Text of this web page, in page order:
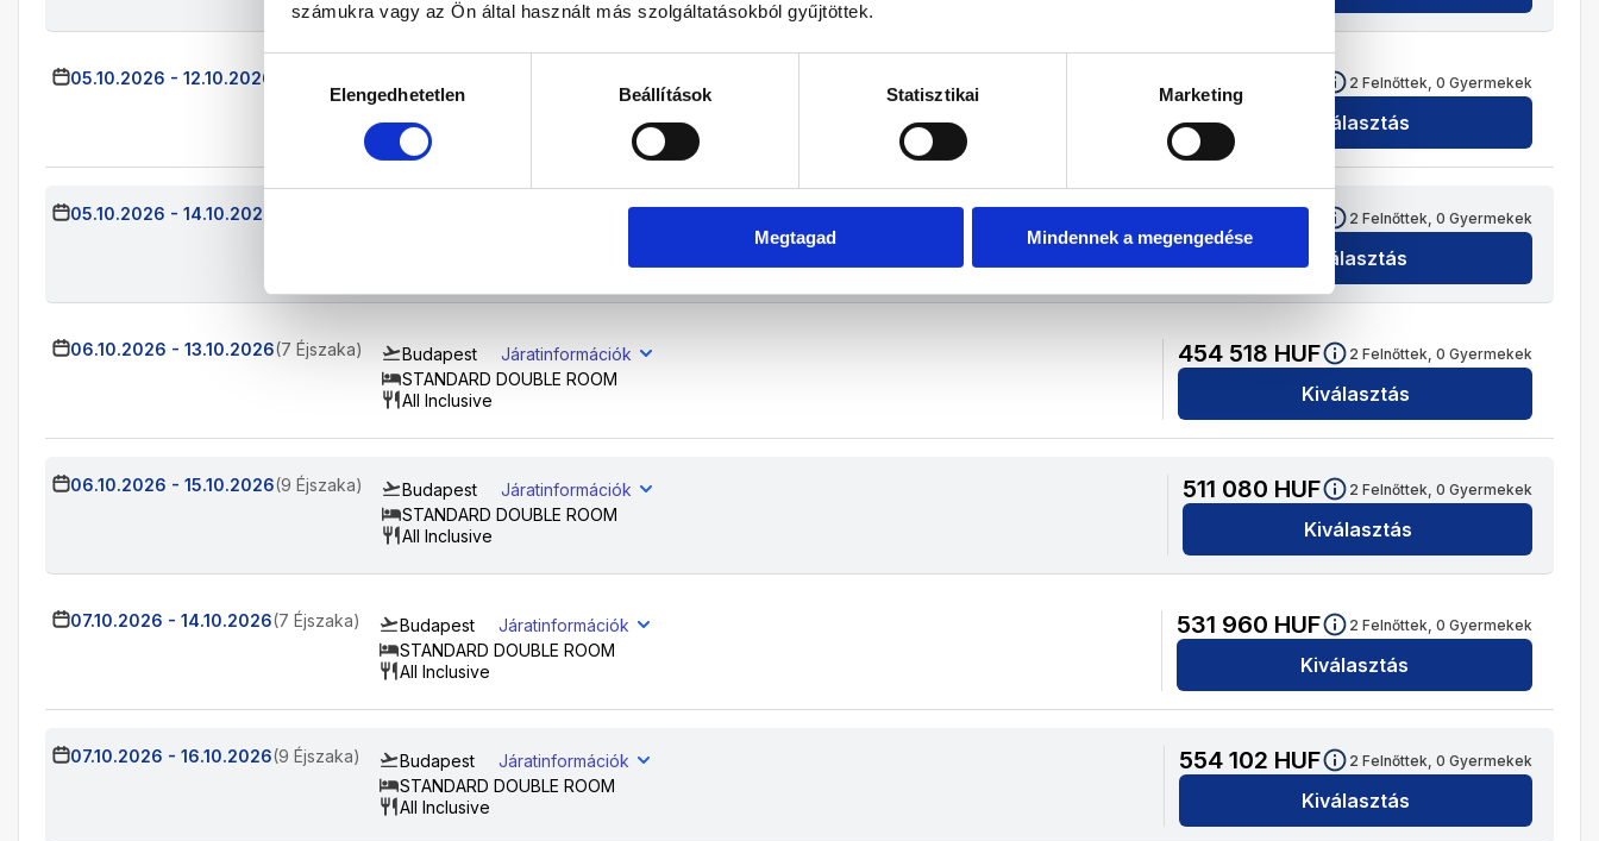
számukra vagy az Ön által használt más szolgáltatásokból gyűjtöttek.
kiválasztásaElengedhetetlen Beállítások Statisztikai Marketing
Megtagad Mindennek a megengedése
05.10.2026 - 12.10.2026
STANDARD DOUBLE ROOM
All Inclusive
471 726 2 Felnőttek, 0 Gyermekek
Kiválasztás
05.10.2026 - 14.10.2026 HUF 2 Felnőttek, 0 Gyermekek
Kiválasztás
06.10.2026 - 13.10.2026(7 Éjszaka) Budapest
Járatinformációk
STANDARD DOUBLE ROOM
All Inclusive
454 518 HUF 2 Felnőttek, 0 Gyermekek
Kiválasztás
06.10.2026 - 15.10.2026(9 Éjszaka) Budapest
Járatinformációk
STANDARD DOUBLE ROOM
All Inclusive
511 080 HUF 2 Felnőttek, 0 Gyermekek
Kiválasztás
07.10.2026 - 14.10.2026(7 Éjszaka) Budapest
Járatinformációk
STANDARD DOUBLE ROOM
All Inclusive
531 960 HUF 2 Felnőttek, 0 Gyermekek
Kiválasztás
07.10.2026 - 16.10.2026(9 Éjszaka) Budapest
Járatinformációk
STANDARD DOUBLE ROOM
All Inclusive
554 102 HUF 2 Felnőttek, 0 Gyermekek
Kiválasztás